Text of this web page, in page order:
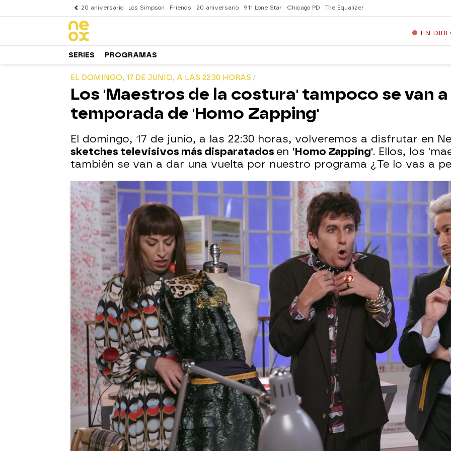
20 aniversario Los Simpson Friends 20 aniversario 911 Lone Star Chicago PD The Equalizer
EN
SERIES PROGRAMAS
EL DOMINGO, 17 DE JUNIO, A LAS 22:30 HORAS
Los 'Maestros de la costura' tampoco se van
temporada de 'Homo Zapping'
El domingo, 17 de junio, a las 22:30 horas, volveremos a disfrutar en
sketches televisivos más disparatados en 'Homo Zapping'. Ellos, los
también se van a dar una vuelta por nuestro programa ¿Te lo vas a
neox
Madrid
Publicado:24 de mayo de 2018, 22:14
WhatsappFacebook
X
humor Homo Zapping Maestros de la Costura